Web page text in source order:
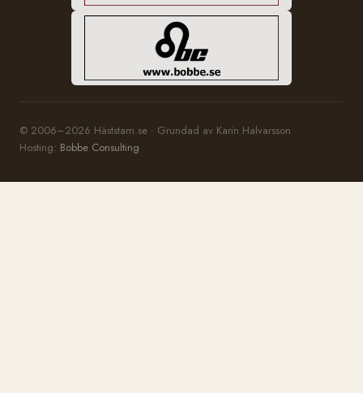
© 2006–2026 Häststam.se · Grundad av Karin Halvarsson
Hosting: Bobbe Consulting